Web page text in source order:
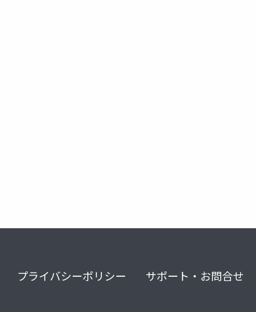
プライバシーポリシー サポート・お問合せ